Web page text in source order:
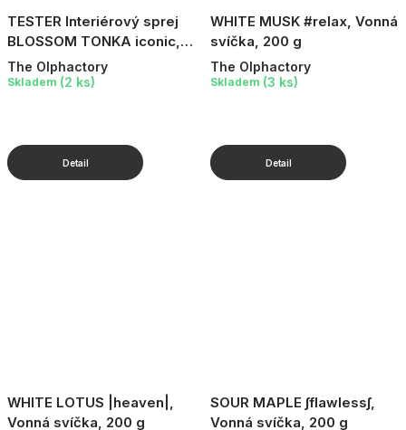
TESTER Interiérový sprej
BLOSSOM TONKA iconic, 6
ml
The Olphactory
Skladem (2 ks)
WHITE MUSK #relax, Vonná
svíčka, 200 g
The Olphactory
Skladem (3 ks)
WHITE LOTUS |heaven|,
Vonná svíčka, 200 g
SOUR MAPLE ∫flawless∫,
Vonná svíčka, 200 g